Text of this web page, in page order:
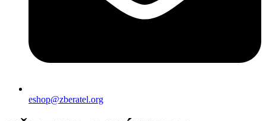
eshop@zberatel.org